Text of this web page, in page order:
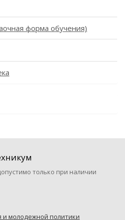
форма обучения)
только при наличии
молодежной политики